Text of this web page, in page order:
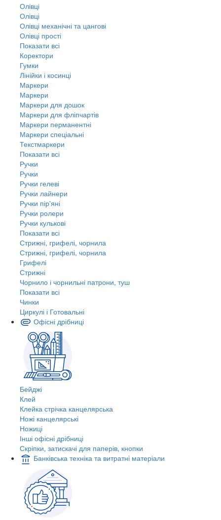
Олівці
Олівці
Олівці механічні та цангові
Олівці прості
Показати всі
Коректори
Гумки
Лінійки і косинці
Маркери
Маркери
Маркери для дошок
Маркери для фліпчартів
Маркери перманентні
Маркери спеціальні
Текстмаркери
Показати всі
Ручки
Ручки
Ручки гелеві
Ручки лайнери
Ручки пір'яні
Ручки ролери
Ручки кулькові
Показати всі
Стрижні, грифелі, чорнила
Стрижні, грифелі, чорнила
Грифелі
Стрижні
Чорнило і чорнильні патрони, туш
Показати всі
Чинки
Циркулі і Готовальні
Офісні дрібниці
Бейджі
Клей
Клейка стрічка канцелярська
Ножі канцелярські
Ножиці
Інші офісні дрібниці
Скріпки, затискачі для паперів, кнопки
Банківська техніка та витратні матеріали